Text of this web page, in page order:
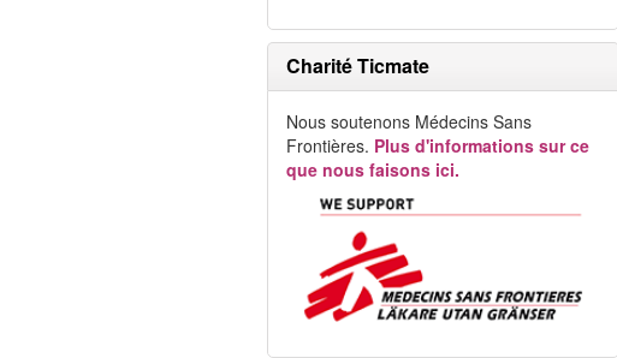
Charité Ticmate
Nous soutenons Médecins Sans
Frontières. Plus d'informations sur ce
que nous faisons ici.